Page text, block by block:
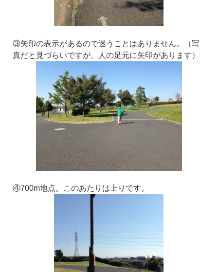
③矢印の表示があるので迷うことはありません。（写
真だと見づらいですが、人の足元に矢印があります）
④700m地点。このあたりは上りです。